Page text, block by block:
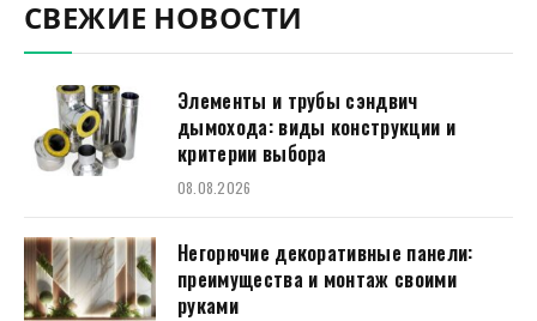
СВЕЖИЕ НОВОСТИ
Элементы и трубы сэндвич
дымохода: виды конструкции и
критерии выбора
08.08.2026
Негорючие декоративные панели:
преимущества и монтаж своими
руками